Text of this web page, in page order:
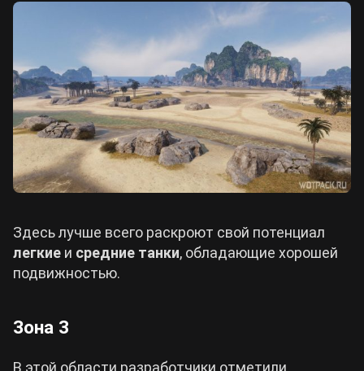
Здесь лучше всего раскроют свой потенциал
легкие и средние танки, обладающие хорошей
подвижностью.
Зона 3
В этой области разработчики отметили